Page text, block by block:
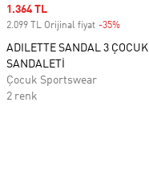
Sale price
1.364 TL
2.099 TL Orijinal fiyat -35%
ADILETTE SANDAL 3 ÇOCUK
SANDALETİ
Çocuk Sportswear
2 renk